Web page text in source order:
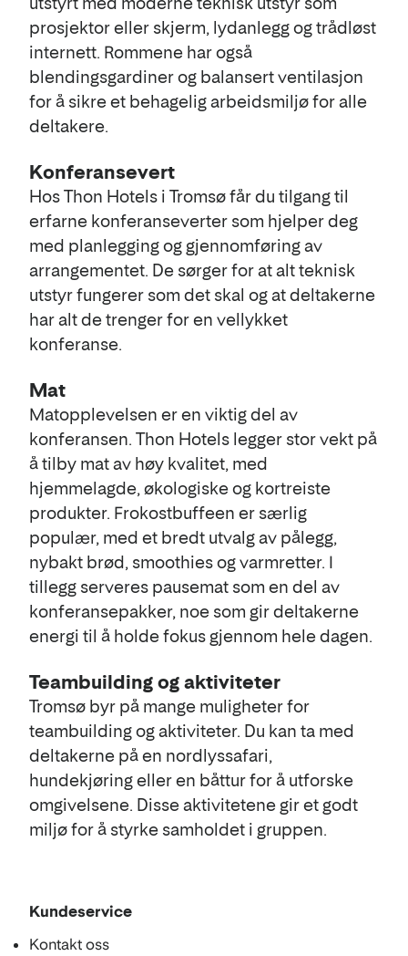
prosjektor eller skjerm, lydanlegg og trådløst
internett. Rommene har også
blendingsgardiner og balansert ventilasjon
for å sikre et behagelig arbeidsmiljø for alle
deltakere​.
Konferansevert
Hos Thon Hotels i Tromsø får du tilgang til
erfarne konferanseverter som hjelper deg
med planlegging og gjennomføring av
arrangementet. De sørger for at alt teknisk
utstyr fungerer som det skal og at deltakerne
har alt de trenger for en vellykket
konferanse​.
Mat
Matopplevelsen er en viktig del av
konferansen. Thon Hotels legger stor vekt på
å tilby mat av høy kvalitet, med
hjemmelagde, økologiske og kortreiste
produkter. Frokostbuffeen er særlig
populær, med et bredt utvalg av pålegg,
nybakt brød, smoothies og varmretter. I
tillegg serveres pausemat som en del av
konferansepakker, noe som gir deltakerne
energi til å holde fokus gjennom hele dagen​.
Teambuilding og aktiviteter
Tromsø byr på mange muligheter for
teambuilding og aktiviteter. Du kan ta med
deltakerne på en nordlyssafari,
hundekjøring eller en båttur for å utforske
omgivelsene. Disse aktivitetene gir et godt
miljø for å styrke samholdet i gruppen.
Kundeservice
Kontakt oss